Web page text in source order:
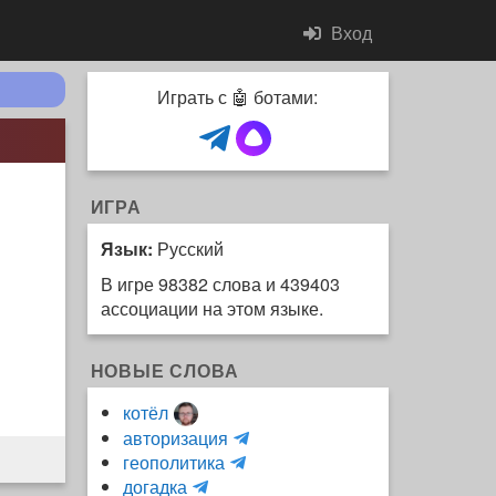
Вход
Играть с 🤖 ботами:
ИГРА
Язык: Русский
В игре 98382 слова и 439403
ассоциации на этом языке.
НОВЫЕ СЛОВА
котёл
авторизация
и
геополитика
H
догадка
m